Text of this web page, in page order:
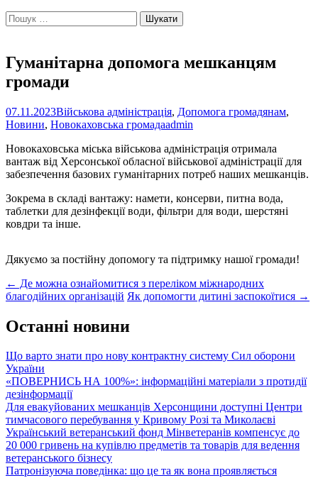
Пошук:
Гуманітарна допомога мешканцям
громади
07.11.2023Військова адміністрація, Допомога громадянам,
Новини, Новокаховська громадаadmin
Новокаховська міська військова адміністрація отримала
вантаж від Херсонської обласної військової адміністрації для
забезпечення базових гуманітарних потреб наших мешканців.
Зокрема в складі вантажу: намети, консерви, питна вода,
таблетки для дезінфекції води, фільтри для води, шерстяні
ковдри та інше.
Дякуємо за постійну допомогу та підтримку нашої громади!
Post
navigation
← Де можна ознайомитися з переліком міжнародних
благодійних організацій Як допомогти дитині заспокоїтися →
Останні новини
Що варто знати про нову контрактну систему Сил оборони
України
«ПОВЕРНИСЬ НА 100%»: інформаційні матеріали з протидії
дезінформації
Для евакуйованих мешканців Херсонщини доступні Центри
тимчасового перебування у Кривому Розі та Миколаєві
Український ветеранський фонд Мінветеранів компенсує до
20 000 гривень на купівлю предметів та товарів для ведення
ветеранського бізнесу
Патронізуюча поведінка: що це та як вона проявляється